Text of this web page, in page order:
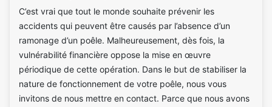
C’est vrai que tout le monde souhaite prévenir les
accidents qui peuvent être causés par l’absence d’un
ramonage d’un poêle. Malheureusement, dès fois, la
vulnérabilité financière oppose la mise en œuvre
périodique de cette opération. Dans le but de stabiliser la
nature de fonctionnement de votre poêle, nous vous
invitons de nous mettre en contact. Parce que nous avons